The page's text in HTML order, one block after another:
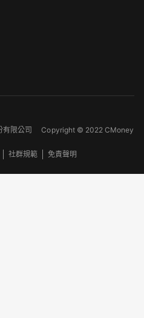
份有限公司Copyright © 2022 CMoney
社群規範 免責聲明